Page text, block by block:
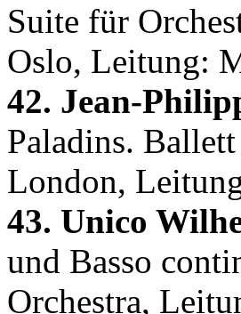
Suite für
Oslo, Leitung:
42. Jean-
Paladins.
London,
43. Unico
und Basso
Orchestra,